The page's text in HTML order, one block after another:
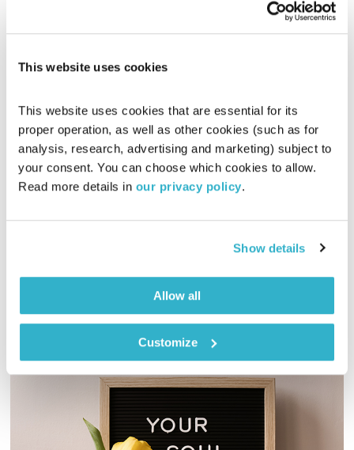
This website uses cookies
This website uses cookies that are essential for its
proper operation, as well as other cookies (such as for
analysis, research, advertising and marketing) subject to
your consent. You can choose which cookies to allow.
Read more details in our privacy policy.
Show details
Allow all
Customize
כל יום מחדש – 12.2.20
כל יום מחדש
אמיר פרי
שעה של מוזיקה מעולה להתעורר איתה, בעריכת ובהגשת אמיר פרי
אודיו